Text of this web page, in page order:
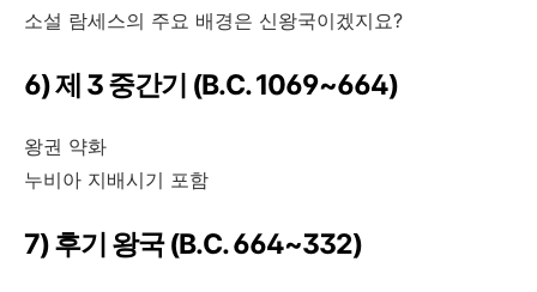
소설 람세스의 주요 배경은 신왕국이겠지요?
6) 제 3 중간기 (B.C. 1069~664)
왕권 약화
누비아 지배시기 포함
7) 후기 왕국 (B.C. 664~332)